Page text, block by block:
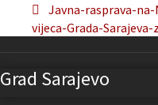
Javna-rasprava-
vijeca-Grada-
Grad Sarajevo